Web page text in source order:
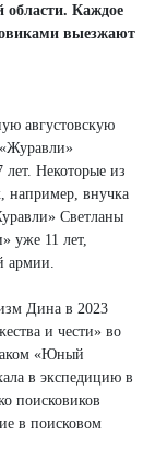
области. Каждое
выезжают
августовскую
лет. Некоторые из
например, внучка
Светланы
уже 11 лет,
армии.
Дина в 2023
и чести» во
«Юный
в экспедицию в
поисковиков
в поисковом